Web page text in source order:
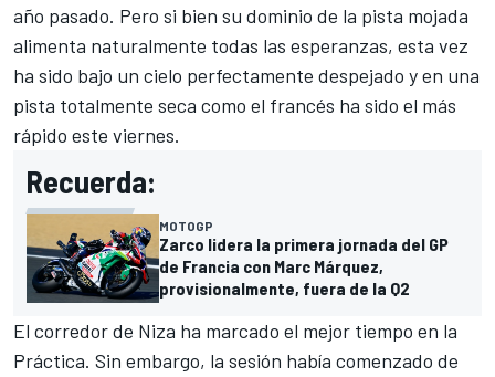
año pasado. Pero si bien su dominio de la pista mojada
alimenta naturalmente todas las esperanzas, esta vez
ha sido bajo un cielo perfectamente despejado y en una
pista totalmente seca como el francés ha sido el más
rápido este viernes.
Recuerda:
MOTOGP
Zarco lidera la primera jornada del GP
de Francia con Marc Márquez,
provisionalmente, fuera de la Q2
El corredor de Niza ha marcado el mejor tiempo en la
Práctica. Sin embargo, la sesión había comenzado de